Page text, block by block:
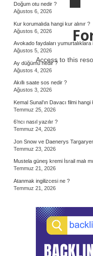
Doğum otu nedir ?
Ağustos 6, 2026
Kur korumalıda hangi kur alınır ?
Ağustos 6, 2026
Avokado faydaları yumurtalıklara
Ağustos 5, 2026
Ay düğümü nedir ?
Ağustos 4, 2026
Akıllı saate sos nedir ?
Ağustos 3, 2026
Kemal Sunal’ın Davacı filmi
Temmuz 25, 2026
6’ncı nasıl yazılır ?
Temmuz 24, 2026
Jon Snow ve Daenerys
Temmuz 23, 2026
Mustela güneş kremi İsrail malı
Temmuz 21, 2026
Atanmak ingilizcesi ne ?
Temmuz 21, 2026
Access to this